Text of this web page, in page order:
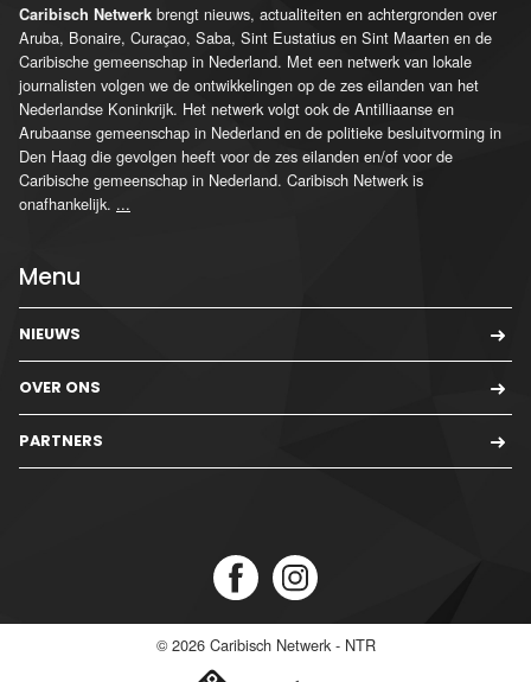
Caribisch Netwerk brengt nieuws, actualiteiten en achtergronden over
Aruba, Bonaire, Curaçao, Saba, Sint Eustatius en Sint Maarten en de
Caribische gemeenschap in Nederland. Met een netwerk van lokale
journalisten volgen we de ontwikkelingen op de zes eilanden van het
Nederlandse Koninkrijk. Het netwerk volgt ook de Antilliaanse en
Arubaanse gemeenschap in Nederland en de politieke besluitvorming in
Den Haag die gevolgen heeft voor de zes eilanden en/of voor de
Caribische gemeenschap in Nederland. Caribisch Netwerk is
onafhankelijk. ...
Menu
NIEUWS
OVER ONS
PARTNERS
© 2026 Caribisch Netwerk - NTR